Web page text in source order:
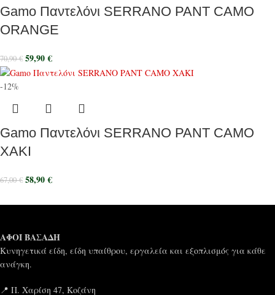
Gamo Παντελόνι SERRANO PANT CAMO
ORANGE
70,90€ 59,90€
-12%
Gamo Παντελόνι SERRANO PANT CAMO
ΧΑΚΙ
67,00€ 58,90€
ΑΦΟΙ ΒΑΣΑΔΗ
Κυνηγετικά είδη, είδη υπαίθρου, εργαλεία και εξοπλισμός για κάθε
ανάγκη.
📍 Π. Χαρίση 47, Κοζάνη